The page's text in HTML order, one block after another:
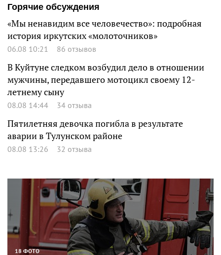
Горячие обсуждения
«Мы ненавидим все человечество»: подробная
история иркутских «молоточников»
06.08 10:21 86 отзывов
В Куйтуне следком возбудил дело в отношении
мужчины, передавшего мотоцикл своему 12-
летнему сыну
08.08 14:44 34 отзыва
Пятилетняя девочка погибла в результате
аварии в Тулунском районе
08.08 13:26 32 отзыва
18 ФОТО